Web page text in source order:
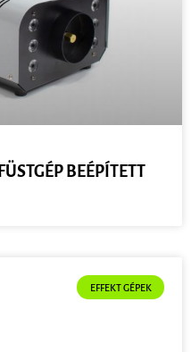
BEÉPÍTETT
EFFEKT GÉPEK